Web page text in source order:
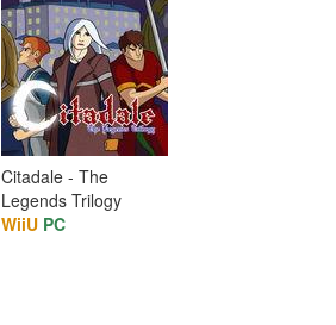
Citadale - The
Legends Trilogy
WiiU PC